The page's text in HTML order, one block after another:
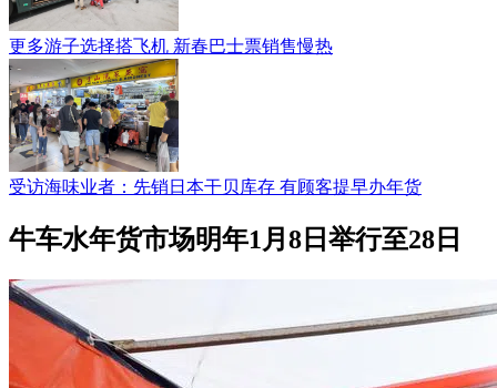
更多游子选择搭飞机 新春巴士票销售慢热
受访海味业者：先销日本干贝库存 有顾客提早办年货
牛车水年货市场明年1月8日举行至28日